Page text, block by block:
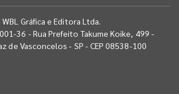
Gráfica e Editora Ltda.
36 - Rua Prefeito Takume Koike, 499 -
de Vasconcelos - SP - CEP 08538-100